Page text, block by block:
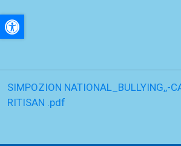
A+
A-
SIMPOZION NATIONAL_BULLYING,,-
RITISAN .pdf